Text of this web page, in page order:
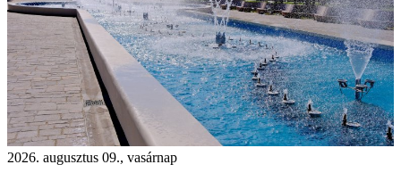
2026. augusztus 09., vasárnap